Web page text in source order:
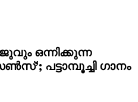
ഒന്നിക്കുന്ന
പട്ടാമ്പൂച്ചി ഗാനം